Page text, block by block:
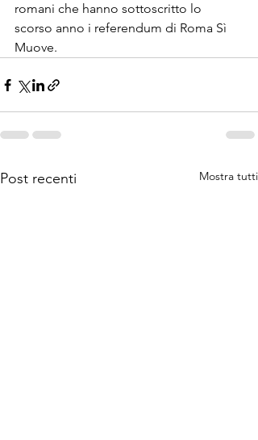
romani che hanno sottoscritto lo
scorso anno i referendum di Roma Sì
Muove.
Post recenti Mostra tutti